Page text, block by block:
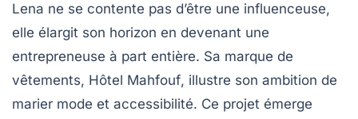
Lena ne se contente pas d’être une influenceuse,
elle élargit son horizon en devenant une
entrepreneuse à part entière. Sa marque de
vêtements, Hôtel Mahfouf, illustre son ambition de
marier mode et accessibilité. Ce projet émerge